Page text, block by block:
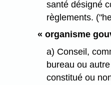
santé désigné
règlements.
« organisme
a) Conseil,
bureau ou
constitué ou